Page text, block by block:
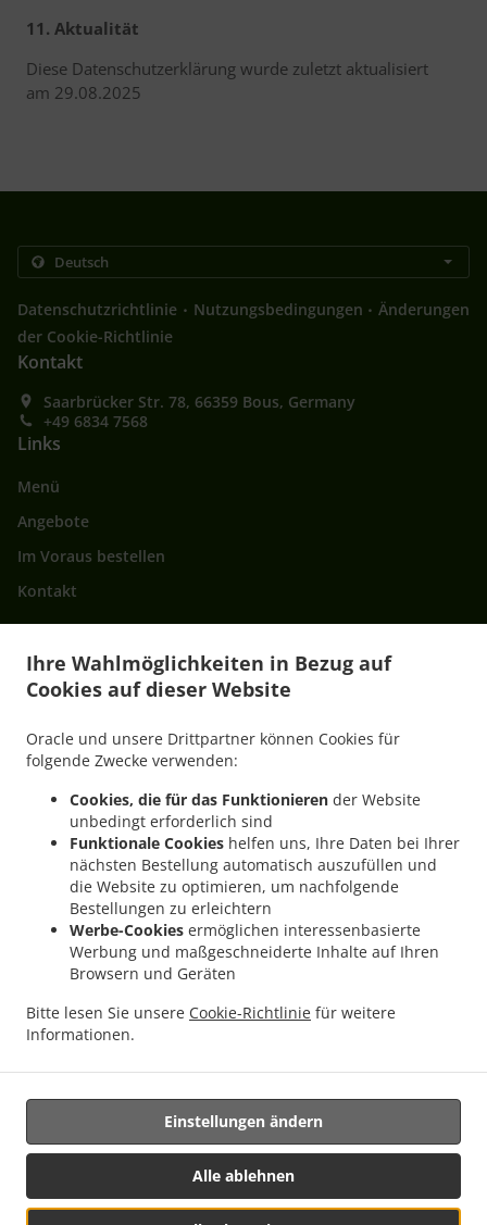
Ihre Wahlmöglichkeiten in Bezug auf
Cookies auf dieser Website
Oracle und unsere Drittpartner können Cookies für
folgende Zwecke verwenden:
Cookies, die für das Funktionieren der Website
unbedingt erforderlich sind
Funktionale Cookies helfen uns, Ihre Daten bei Ihrer
nächsten Bestellung automatisch auszufüllen und
die Website zu optimieren, um nachfolgende
Bestellungen zu erleichtern
Werbe-Cookies ermöglichen interessenbasierte
Werbung und maßgeschneiderte Inhalte auf Ihren
Browsern und Geräten
Bitte lesen Sie unsere Cookie-Richtlinie für weitere
Informationen.
Alle ablehnen
Einstellungen ändern
11. Aktualität
Diese Datenschutzerklärung wurde zuletzt aktualisiert
am 29.08.2025
Datenschutzrichtlinie . Nutzungsbedingungen . Änderungen
der Cookie-Richtlinie
Kontakt
Saarbrücker Str. 78, 66359 Bous, Germany
+49 6834 7568
Links
Menü
Angebote
Im Voraus bestellen
Kontakt
AKZEPTIERTE ZAHLUNGSMETHODEN
Kebab Lieferservice Wadgassen Schaffhausen
. Kebab Lieferservice Wadgassen Werbeln .
Kebab Lieferservice
Wadgassen Differten . Kebab Lieferservice Wadgassen . Kebab Lieferservice Bous Elm
Kebab Lieferservice Bous . Kebab Lieferservice Schwalbach Elm
Lieferservice Schwalbach Hülzweiler
. Kebab Lieferservice Schwalbach
Lieferservice Ensdorf Lisdorf
. Kebab Lieferservice Ensdorf Fraulautern .
Lisdorf
Kebab Lieferservice Saarlouis . Kebab Lieferservice Püttlingen
Lieferservice. Pasta Lieferservice. Essen zum mitnehmen und zum Liefern
Unterstützt von:
panopixoo.de | info@panopixoo.de